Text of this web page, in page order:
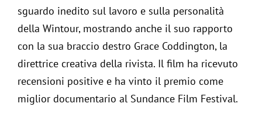
sguardo inedito sul lavoro e sulla personalità
della Wintour, mostrando anche il suo rapporto
con la sua braccio destro Grace Coddington, la
direttrice creativa della rivista. Il film ha ricevuto
recensioni positive e ha vinto il premio come
miglior documentario al Sundance Film Festival.